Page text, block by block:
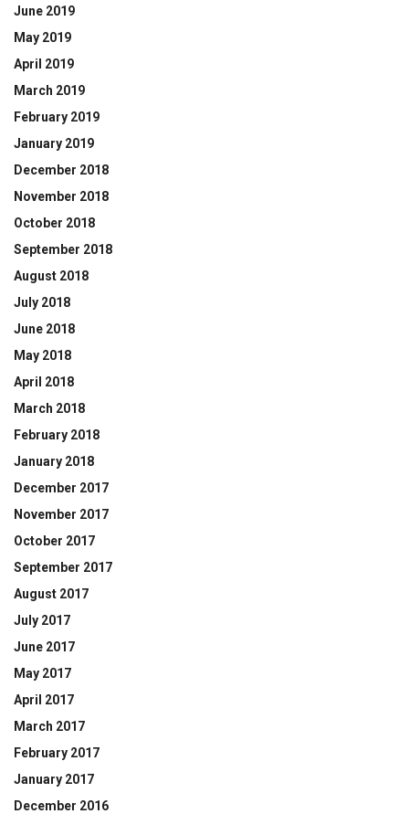
June 2019
May 2019
April 2019
March 2019
February 2019
January 2019
December 2018
November 2018
October 2018
September 2018
August 2018
July 2018
June 2018
May 2018
April 2018
March 2018
February 2018
January 2018
December 2017
November 2017
October 2017
September 2017
August 2017
July 2017
June 2017
May 2017
April 2017
March 2017
February 2017
January 2017
December 2016